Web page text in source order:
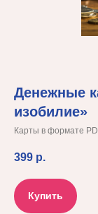
Денежные
изобилие»
Карты в формате
399 р.
Купить